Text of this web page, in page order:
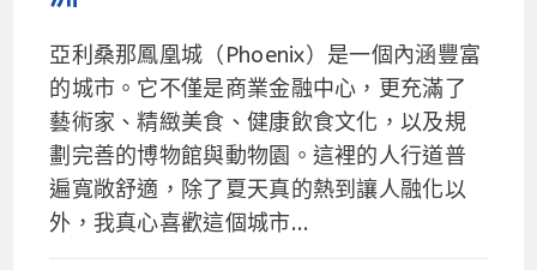
亞利桑那鳳凰城（Phoenix）是一個內涵豐富
的城市。它不僅是商業金融中心，更充滿了
藝術家、精緻美食、健康飲食文化，以及規
劃完善的博物館與動物園。這裡的人行道普
遍寬敞舒適，除了夏天真的熱到讓人融化以
外，我真心喜歡這個城市...